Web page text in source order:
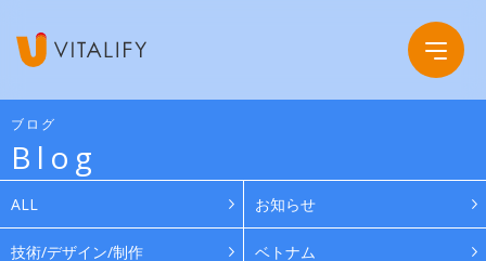
Company
会社概要
Service
ブログ
Blog
ALL お知らせ
技術/デザイン/制作 ベトナム